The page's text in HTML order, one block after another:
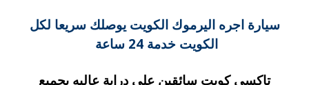
سيارة اجره اليرموك الكويت يوصلك سريعا لكل
الكويت خدمة 24 ساعة
تاكسي كويت سائقين على دراية عاليه بجميع